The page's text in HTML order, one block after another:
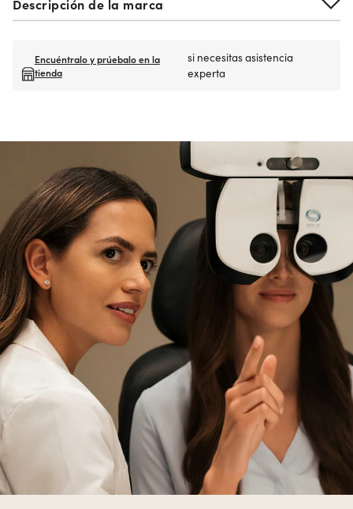
Descripción de la marca
Encuéntralo y prúebalo en la
tienda
si necesitas asistencia
experta